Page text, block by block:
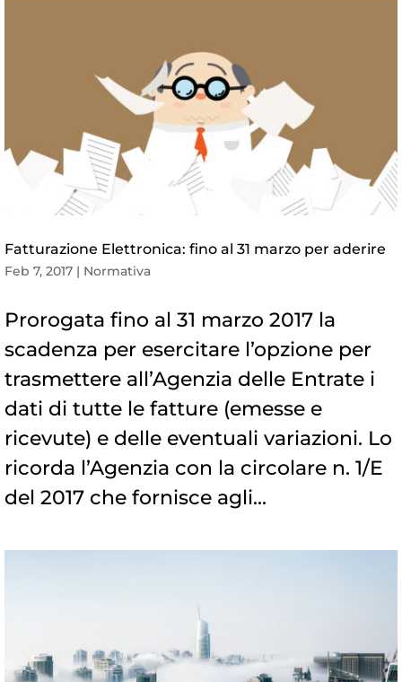
Fatturazione Elettronica: fino al 31 marzo per aderire
Feb 7, 2017 | Normativa
Prorogata fino al 31 marzo 2017 la
scadenza per esercitare l’opzione per
trasmettere all’Agenzia delle Entrate i
dati di tutte le fatture (emesse e
ricevute) e delle eventuali variazioni. Lo
ricorda l’Agenzia con la circolare n. 1/E
del 2017 che fornisce agli...